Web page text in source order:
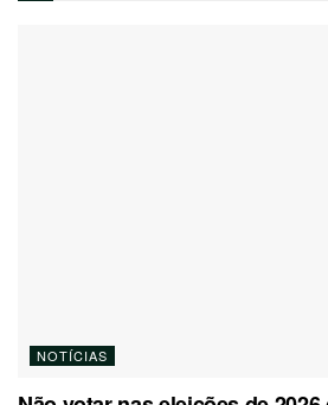
NOTÍCIAS